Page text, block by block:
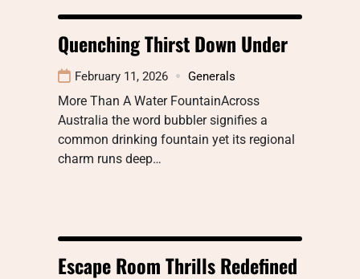
Quenching Thirst Down Under
February 11, 2026 Generals
More Than A Water FountainAcross
Australia the word bubbler signifies a
common drinking fountain yet its regional
charm runs deep…
Escape Room Thrills Redefined